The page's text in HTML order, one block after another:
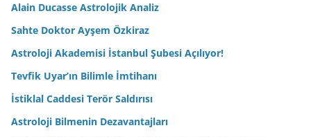
Alain Ducasse Astrolojik Analiz
Sahte Doktor Ayşem Özkiraz
Astroloji Akademisi İstanbul Şubesi Açılıyor!
Tevfik Uyar’ın Bilimle İmtihanı
İstiklal Caddesi Terör Saldırısı
Astroloji Bilmenin Dezavantajları